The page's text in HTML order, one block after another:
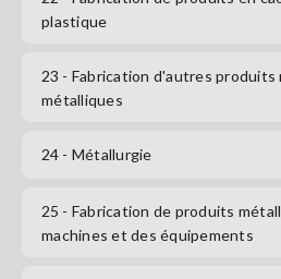
plastique
23 - Fabrication d'autres produits
métalliques
24 - Métallurgie
25 - Fabrication de produits
machines et des équipements